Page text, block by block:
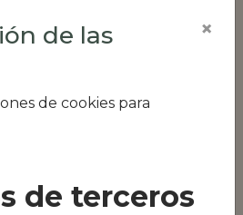
de las
de cookies para
×
de terceros